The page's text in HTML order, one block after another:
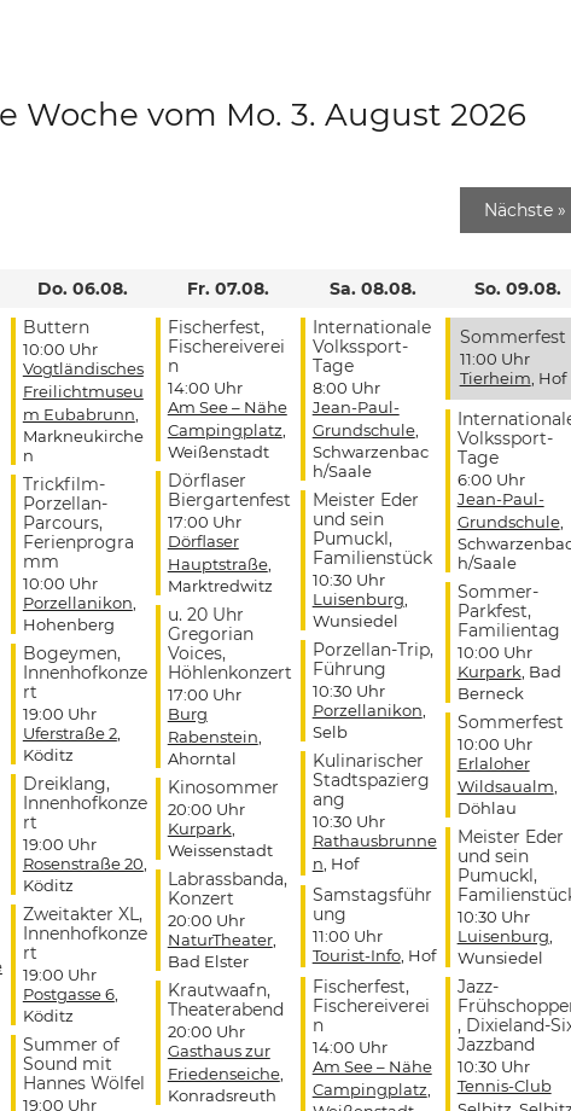
Woche vom Mo. 3. August 2026
Nächste »
Do. 06.08.
Buttern
10:00 Uhr
Vogtländisches
Freilichtmuseu
m Eubabrunn,
Markneukirche
n
Trickfilm-
Porzellan-
Parcours,
Ferienprogra
mm
10:00 Uhr
Porzellanikon,
Hohenberg
Bogeymen,
Innenhofkonze
rt
19:00 Uhr
Uferstraße 2,
Köditz
Dreiklang,
Innenhofkonze
rt
19:00 Uhr
Rosenstraße 20,
Köditz
Zweitakter XL,
Innenhofkonze
rt
19:00 Uhr
Postgasse 6,
Köditz
Summer of
Sound mit
Hannes Wölfel
19:00 Uhr
Fr. 07.08.
Fischerfest,
Fischereiverei
n
14:00 Uhr
Am See – Nähe
Campingplatz,
Weißenstadt
Dörflaser
Biergartenfest
17:00 Uhr
Dörflaser
Hauptstraße,
Marktredwitz
u. 20 Uhr
Gregorian
Voices,
Höhlenkonzert
17:00 Uhr
Burg
Rabenstein,
Ahorntal
Kinosommer
20:00 Uhr
Kurpark,
Weissenstadt
Labrassbanda,
Konzert
20:00 Uhr
NaturTheater,
Bad Elster
Krautwaafn,
Theaterabend
20:00 Uhr
Gasthaus zur
Friedenseiche,
Konradsreuth
Sa. 08.08.
Internationale
Volkssport-
Tage
8:00 Uhr
Jean-Paul-
Grundschule,
Schwarzenbac
h/Saale
Meister Eder
und sein
Pumuckl,
Familienstück
10:30 Uhr
Luisenburg,
Wunsiedel
Porzellan-Trip,
Führung
10:30 Uhr
Porzellanikon,
Selb
Kulinarischer
Stadtspazierg
ang
10:30 Uhr
Rathausbrunne
n, Hof
Samstagsführ
ung
11:00 Uhr
Tourist-Info, Hof
Fischerfest,
Fischereiverei
n
14:00 Uhr
Am See – Nähe
Campingplatz,
So. 09.08.
Sommerfest
11:00 Uhr
Tierheim, Hof
Volkssport-
Tage
6:00 Uhr
Jean-Paul-
Grundschule,
h/Saale
Sommer-
Parkfest,
Familientag
10:00 Uhr
Kurpark, Bad
Berneck
Sommerfest
10:00 Uhr
Erlaloher
Wildsaualm,
Döhlau
Meister Eder
und sein
Pumuckl,
10:30 Uhr
Luisenburg,
Wunsiedel
Jazz-
, Dixieland-
Jazzband
10:30 Uhr
Tennis-Club